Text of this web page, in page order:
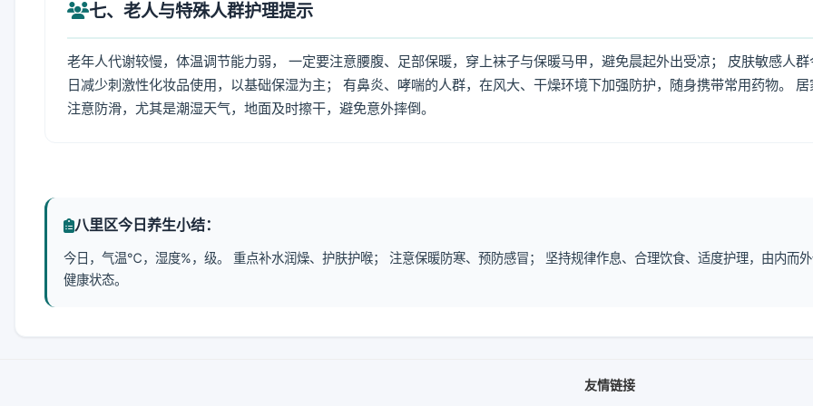
七、老人与特殊人群护理提示
老年人代谢较慢，体温调节能力弱， 一定要注意腰腹、足部保暖，穿上袜子与保暖马甲，避免晨起外出受凉； 皮肤敏感人群
日减少刺激性化妆品使用，以基础保湿为主； 有鼻炎、哮喘的人群，在风大、干燥环境下加强防护，随身携带常用药物。 居
注意防滑，尤其是潮湿天气，地面及时擦干，避免意外摔倒。
八里区今日养生小结：
今日，气温℃，湿度%，级。 重点补水润燥、护肤护喉； 注意保暖防寒、预防感冒； 坚持规律作息、合理饮食、适度护理，由内而
健康状态。
友情链接